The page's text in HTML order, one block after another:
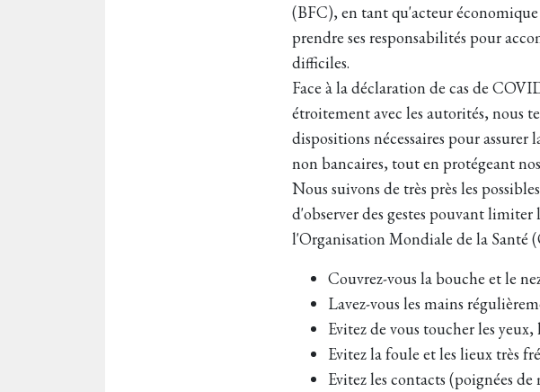
(BFC), en tant qu'acteur
prendre ses responsabilités pour
difficiles.
Face à la déclaration de cas de
étroitement avec les autorités, nous
dispositions nécessaires pour
non bancaires, tout en protégeant
Nous suivons de très près les
d'observer des gestes pouvant
l'Organisation Mondiale de la Santé
Couvrez-vous la bouche et le
Lavez-vous les mains
Evitez de vous toucher les
Evitez la foule et les lieux très
Evitez les contacts (poignées